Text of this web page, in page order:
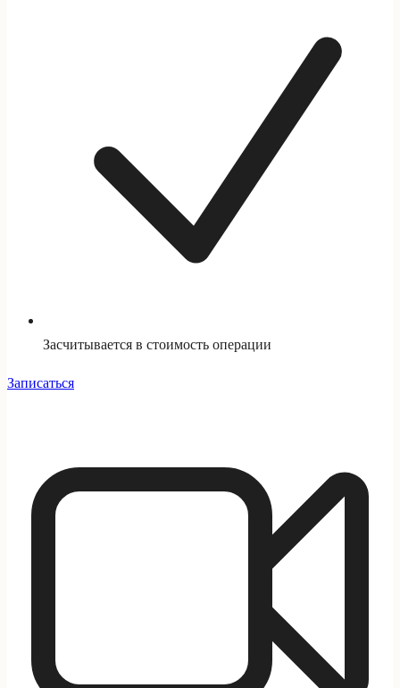
Засчитывается в стоимость операции
Записаться